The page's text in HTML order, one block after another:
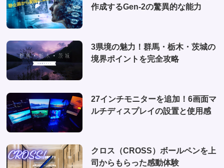
(2)
(4)
作成するGen-2の驚異的な能力
3県境の魅力！群馬・栃木・茨城の
境界ポイントを完全攻略
27インチモニターを追加！6画面マ
ルチディスプレイの設置と使用感
クロス（CROSS）ボールペンを上
司からもらった感動体験